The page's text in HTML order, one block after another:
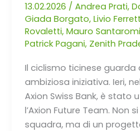
13.02.2026 / Andrea Prati,
Giada Borgato, Livio
Rovaletti, Mauro
Patrick Pagani, Zenith
Il ciclismo ticinese
ambiziosa iniziativa. Ieri,
Axion Swiss Bank, è
l’Axion Future Team. Non
squadra, ma di un